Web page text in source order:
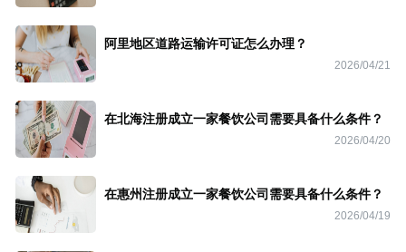
阿里地区道路运输许可证怎么办理？
2026/04/21
在北海注册成立一家餐饮公司需要具备什么条件？
2026/04/20
在惠州注册成立一家餐饮公司需要具备什么条件？
2026/04/19